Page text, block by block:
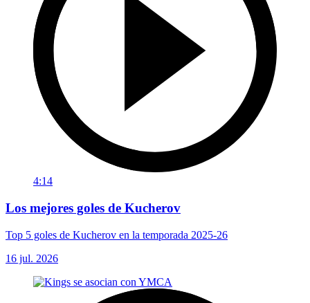
4:14
Los mejores goles de Kucherov
Top 5 goles de Kucherov en la temporada 2025-26
16 jul. 2026